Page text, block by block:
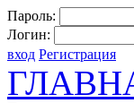
Пароль:
Логин:
вход Регистрация